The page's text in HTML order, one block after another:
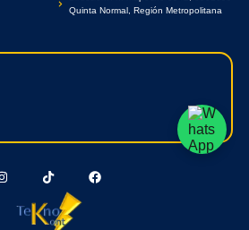
Quinta Normal, Región Metropolitana